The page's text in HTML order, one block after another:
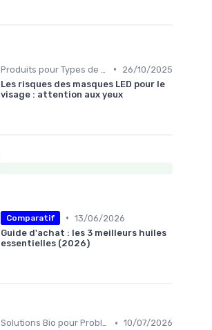
•
26/10/2025
Les risques des masques LED pour le
visage : attention aux yeux
Comparatif • 13/06/2026
Guide d'achat : les 3 meilleurs huiles
essentielles (2026)
Solutions Bio pour Problèmes de Peau • 10/07/2026